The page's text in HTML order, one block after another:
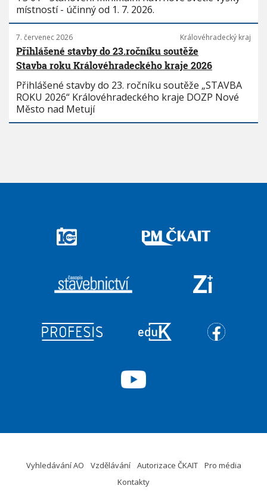
místností - účinný od 1. 7. 2026.
7. červenec 2026 Královéhradecký kraj
Přihlášené stavby do 23.ročníku soutěže
Stavba roku Královéhradeckého kraje 2026
Přihlášené stavby do 23. ročníku soutěže „STAVBA
ROKU 2026“ Královéhradeckého kraje DOZP Nové
Město nad Metují
Vyhledávání AO Vzdělávání Autorizace ČKAIT
Pro média
Kontakty